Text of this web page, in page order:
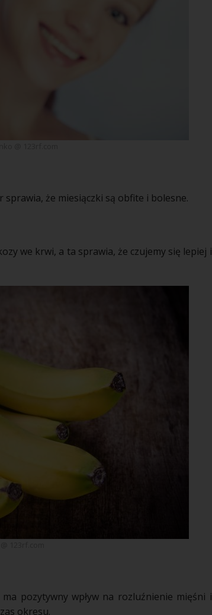
sprawia, że miesiączki są obfite i bolesne.
we krwi, a ta sprawia, że czujemy się lepiej i
pozytywny wpływ na rozluźnienie mięśni i
okresu.